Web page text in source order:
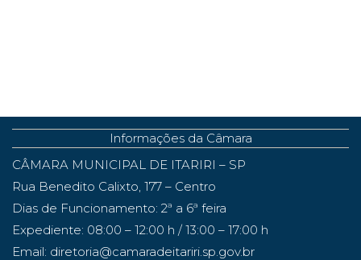
Informações da Câmara
CÂMARA MUNICIPAL DE ITARIRI – SP
Rua Benedito Calixto, 177 – Centro
Dias de Funcionamento: 2ª a 6ª feira
Expediente: 08:00 – 12:00 h / 13:00 – 17:00 h
Email: diretoria@camaradeitariri.sp.gov.br